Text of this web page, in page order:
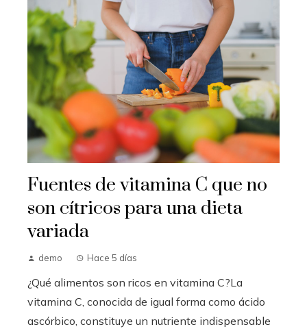
Fuentes de vitamina C que no
son cítricos para una dieta
variada
demo Hace 5 días
¿Qué alimentos son ricos en vitamina C?La
vitamina C, conocida de igual forma como ácido
ascórbico, constituye un nutriente indispensable